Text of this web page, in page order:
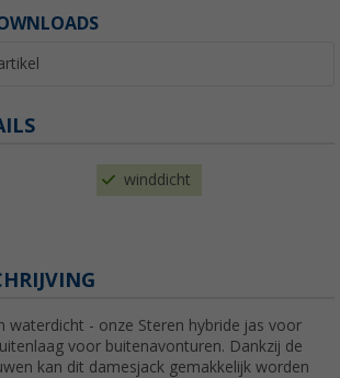
winddicht
waterdicht - onze Steren hybride jas voor
voor buitenavonturen. Dankzij de
kan dit damesjack gemakkelijk worden